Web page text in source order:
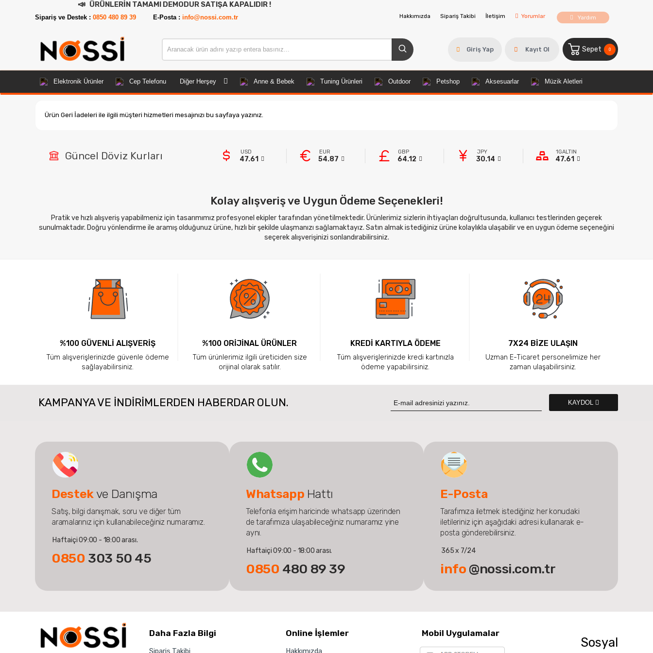
ÜRÜNLERİN TAMAMI DEMODUR SATIŞA KAPALIDIR !
Sipariş ve Destek : 0850 480 89 39 E-Posta :info@nossi.com.tr Hakkımızda Sipariş Takibi İletişim Yorumlar Yardım
Giriş Yap Kayıt Ol Sepet 0
Elektronik Ürünler Cep Telefonu Diğer Herşey Anne & Bebek Tuning Ürünleri Outdoor Petshop Aksesuarlar Müzik Aletleri
Ürün Geri İadeleri ile ilgili müşteri hizmetleri mesajınızı bu sayfaya yazınız.
Güncel Döviz Kurları USD
47.61
EUR
54.87
GBP
64.12
JPY
30.14
1GALTIN
47.61
Kolay alışveriş ve Uygun Ödeme Seçenekleri!
Pratik ve hızlı alışveriş yapabilmeniz için tasarımımız profesyonel ekipler tarafından yönetilmektedir. Ürünlerimiz sizlerin ihtiyaçları doğrultusunda, kullanıcı testlerinden geçerek
sunulmaktadır. Doğru yönlendirme ile aramış olduğunuz ürüne, hızlı bir şekilde ulaşmanızı sağlamaktayız. Satın almak istediğiniz ürüne kolaylıkla ulaşabilir ve en uygun ödeme seçeneğini
seçerek alışverişinizi sonlandırabilirsiniz.
%100 GÜVENLİ ALIŞVERİŞ
Tüm alışverişlerinizde güvenle ödeme
sağlayabilirsiniz.
%100 ORİJİNAL ÜRÜNLER
Tüm ürünlerimiz ilgili üreticiden size
orijinal olarak satılır.
KREDİ KARTIYLA ÖDEME
Tüm alışverişlerinizde kredi kartınızla
ödeme yapabilirsiniz.
7X24 BİZE ULAŞIN
Uzman E-Ticaret personelimize her
zaman ulaşabilirsiniz.
KAMPANYA VE INDIRIMLERDEN HABERDAR OLUN. KAYDOL
Destek ve Danışma
Satış, bilgi danışmak, soru ve diğer tüm
aramalarınız için kullanabileceğiniz numaramız.
Haftaiçi 09:00 - 18:00 arası.
0850 303 50 45
Whatsapp Hattı
Telefonla erişim haricinde whatsapp üzerinden
de tarafımıza ulaşabileceğiniz numaramız yine
aynı.
Haftaiçi 09:00 - 18:00 arası.
0850 480 89 39
E-Posta
Tarafımıza iletmek istediğiniz her konudaki
iletileriniz için aşağıdaki adresi kullanarak e-
posta gönderebilirsiniz.
365 x 7/24
info @nossi.com.tr
Daha Fazla Bilgi
Sipariş Takibi
Online İşlemler
Hakkımızda
Mobil Uygulamalar
Sosyal